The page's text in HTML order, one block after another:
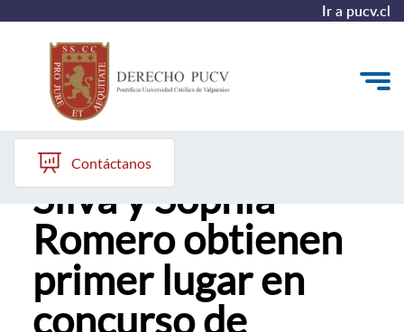
Ir a pucv.cl
Quiénes somos
Estudiantes y Admisión
Postgrados y Formación Continua
Investigación y Biblioteca
Contáctanos
Profesores Oscar
Silva y Sophía
Romero obtienen
primer lugar en
concurso de